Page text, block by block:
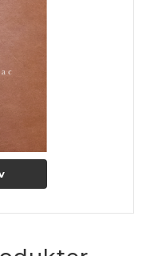
anilin